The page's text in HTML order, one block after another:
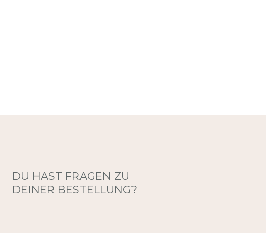
DU HAST FRAGEN ZU
DEINER BESTELLUNG?